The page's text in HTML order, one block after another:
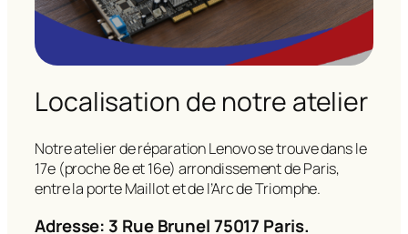
Localisation de notre atelier
Notre atelier de réparation Lenovo se trouve dans le
17e (proche 8e et 16e) arrondissement de Paris,
entre la porte Maillot et de l’Arc de Triomphe.
Adresse: 3 Rue Brunel 75017 Paris.